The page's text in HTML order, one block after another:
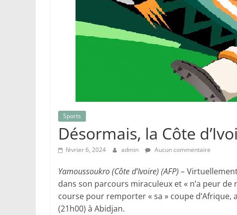
Sports
Désormais, la Côte
février 6, 2024 admin Aucun commentaire
Yamoussoukro (Côte d’Ivoire) (AFP) –
dans son parcours miraculeux et « n’a peur
course pour remporter « sa » coupe
(21h00) à Abidjan.